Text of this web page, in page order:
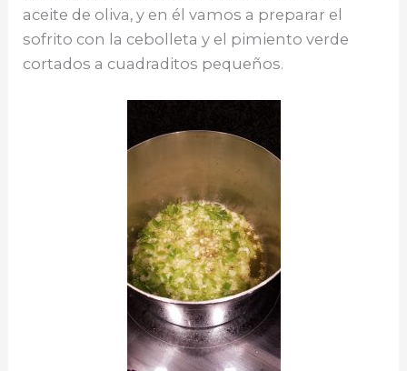
aceite de oliva, y en él vamos a preparar el
sofrito con la cebolleta y el pimiento verde
cortados a cuadraditos pequeños.